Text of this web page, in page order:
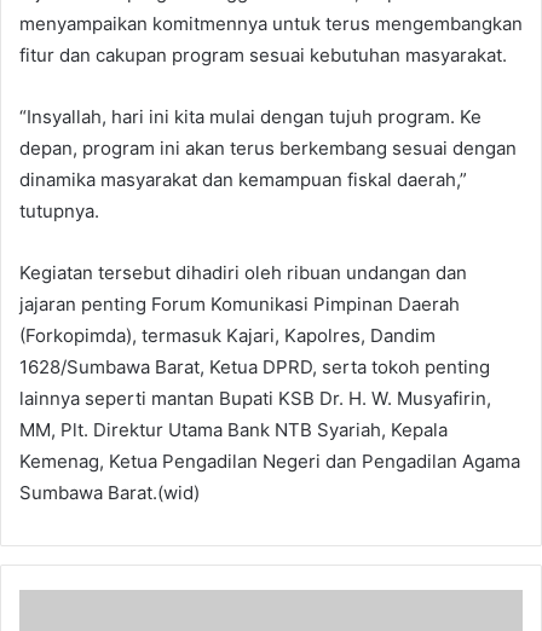
menyampaikan komitmennya untuk terus mengembangkan
fitur dan cakupan program sesuai kebutuhan masyarakat.
“Insyallah, hari ini kita mulai dengan tujuh program. Ke
depan, program ini akan terus berkembang sesuai dengan
dinamika masyarakat dan kemampuan fiskal daerah,”
tutupnya.
Kegiatan tersebut dihadiri oleh ribuan undangan dan
jajaran penting Forum Komunikasi Pimpinan Daerah
(Forkopimda), termasuk Kajari, Kapolres, Dandim
1628/Sumbawa Barat, Ketua DPRD, serta tokoh penting
lainnya seperti mantan Bupati KSB Dr. H. W. Musyafirin,
MM, Plt. Direktur Utama Bank NTB Syariah, Kepala
Kemenag, Ketua Pengadilan Negeri dan Pengadilan Agama
Sumbawa Barat.(wid)